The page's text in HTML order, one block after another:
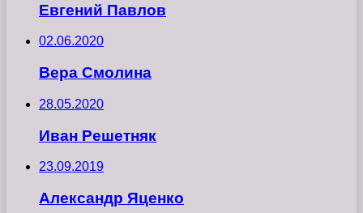
Евгений Павлов
02.06.2020
Вера Смолина
28.05.2020
Иван Решетняк
23.09.2019
Александр Яценко